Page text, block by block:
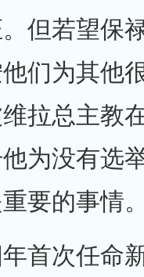
但若望保
们为其他
拉总主教
为没有选
重要的事情
首次任命